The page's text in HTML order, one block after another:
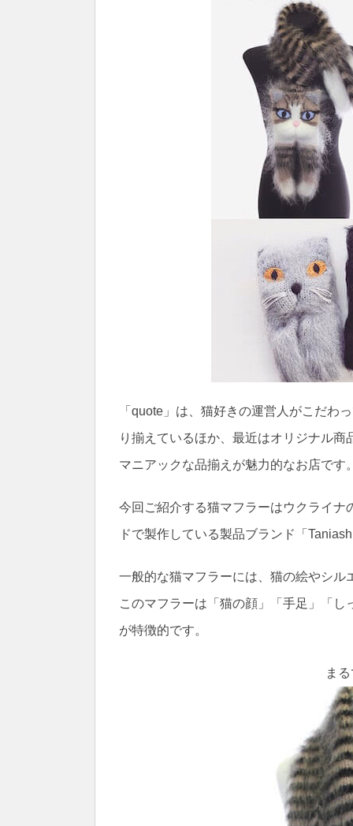
「quote」は、猫好きの運営人がこだわ
り揃えているほか、最近はオリジナル
マニアックな品揃えが魅力的なお店です
今回ご紹介する猫マフラーはウクライナ
ドで製作している製品ブランド「
一般的な猫マフラーには、猫の絵やシ
このマフラーは「猫の顔」「手足」「
が特徴的です。
ま